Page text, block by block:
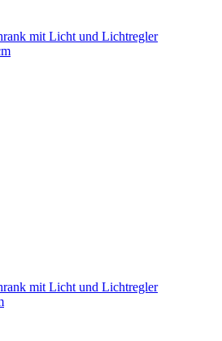
mit Licht und Lichtregler
mit Licht und Lichtregler